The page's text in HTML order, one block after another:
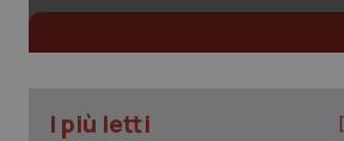
I più letti
tracking-sites-ironfish-